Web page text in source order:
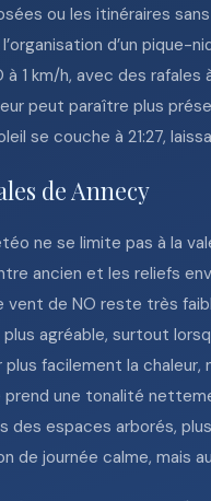
ou les itinéraires
d’un pique-
1 km/h, avec des
peut paraître plus
se couche à 21:27,
de Annecy
ne se limite pas à la
ancien et les reliefs
vent de NO reste très
agréable, surtout
facilement la
prend une tonalité
des espaces arborés,
de journée calme, mais